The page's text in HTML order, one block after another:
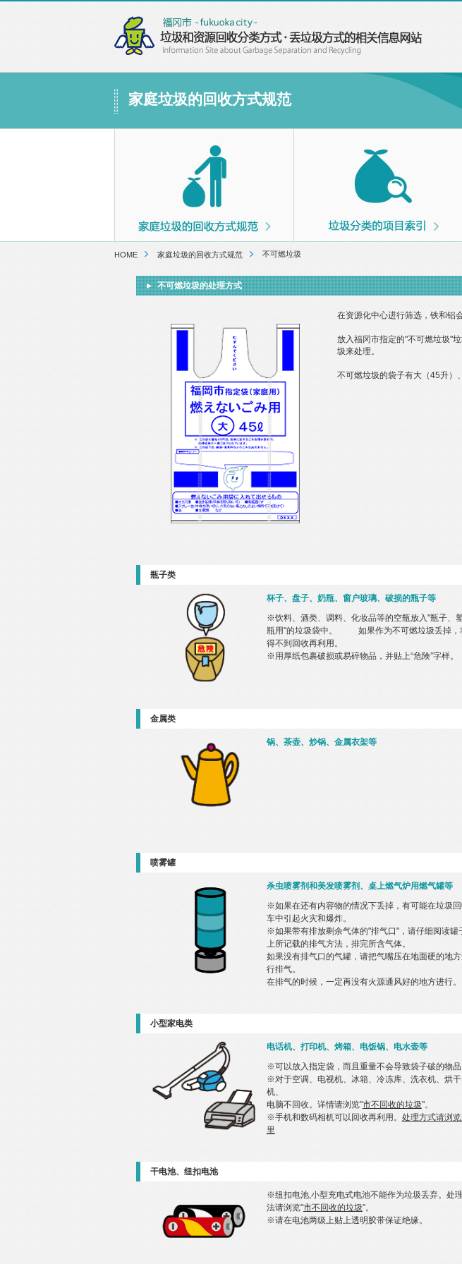
家庭垃圾的回收方式规范
HOME 家庭垃圾的回收方式规范 不可燃垃圾
不可燃垃圾的处理方式
在资源化中心进行筛选，铁和铝
放入福冈市指定的"不可燃垃圾"
圾来处理。
不可燃垃圾的袋子有大（45升）
瓶子类
杯子、盘子、奶瓶、窗户玻璃、破损的瓶子等
※饮料、酒类、调料、化妆品等的空瓶放入"瓶子、
瓶用"的垃圾袋中。 如果作为不可燃垃圾丢掉，
得不到回收再利用。
※用厚纸包裹破损或易碎物品，并贴上“危険”字样。
金属类
锅、茶壶、炒锅、金属衣架等
喷雾罐
杀虫喷雾剂和美发喷雾剂、桌上燃气炉用燃气罐等
※如果在还有内容物的情况下丢掉，有可能在垃圾回
车中引起火灾和爆炸。
※如果带有排放剩余气体的"排气口"，请仔细阅读罐
上所记载的排气方法，排完所含气体。
如果没有排气口的气罐，请把气嘴压在地面硬的地
行排气。
在排气的时候，一定再没有火源通风好的地方进行。
小型家电类
电话机、打印机、烤箱、电饭锅、电水壶等
※可以放入指定袋，而且重量不会导致袋子破的物品
※对于空调、电视机、冰箱、冷冻库、洗衣机、烘干
机、
电脑不回收。详情请浏览"市不回收的垃圾"。
※手机和数码相机可以回收再利用。 处理方式请浏
里
干电池、纽扣电池
※纽扣电池,小型充电式电池不能作为垃圾丢弃。处
法请浏览"市不回收的垃圾"。
※请在电池两级上贴上透明胶带保证绝缘。